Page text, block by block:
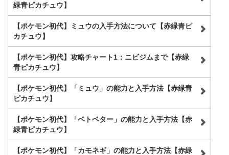
緑青ピカチュウ】
【ポケモン初代】ミュウの入手方法について【赤緑青ピ
カチュウ】
【ポケモン初代】攻略チャート1：ニビジムまで【赤緑
青ピカチュウ】
【ポケモン初代】「ミュウ」の能力と入手方法【赤緑青
ピカチュウ】
【ポケモン初代】「ベトベター」の能力と入手方法【赤
緑青ピカチュウ】
【ポケモン初代】「カモネギ」の能力と入手方法【赤緑